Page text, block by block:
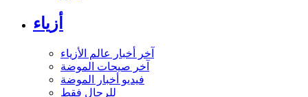
أزياء
آخر أخبار عالم الأزياء
آخر صيحات الموضة
فيديو أخبار الموضة
للرجال فقط